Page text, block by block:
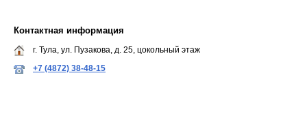
Контактная информация
г. Тула, ул. Пузакова, д. 25, цокольный этаж
+7 (4872) 38-48-15